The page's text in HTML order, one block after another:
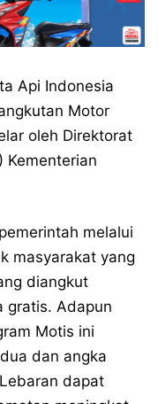
Api Indonesia
Motor
oleh Direktorat
Kementerian
melalui
masyarakat yang
diangkut
gratis. Adapun
Motis ini
dan angka
dapat